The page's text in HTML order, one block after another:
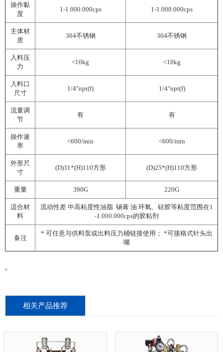
操作黏
度
1-1.000.000cps 1-1.000.000cps
主体材
质
304不锈钢 304不锈钢
入料压
力
<10kg <10kg
入料口
尺寸
1/4"npt(f) 1/4"npt(f)
流量调
节
有 有
操作速
率
<600/min <600/min
外形尺
寸
(D)31*(H)110方形 (D)25*(H)110方形
重量 390G 220G
适合材
料
流动性差 中高粘度性油脂 锡膏 油 环氧、 硅胶等粘度范围在1
-1.000.000cps的胶粘剂
备注
* 可任意与供料泵或出料压力桶链接使用； *可接格式针头出
嘴
"
相关产品推荐